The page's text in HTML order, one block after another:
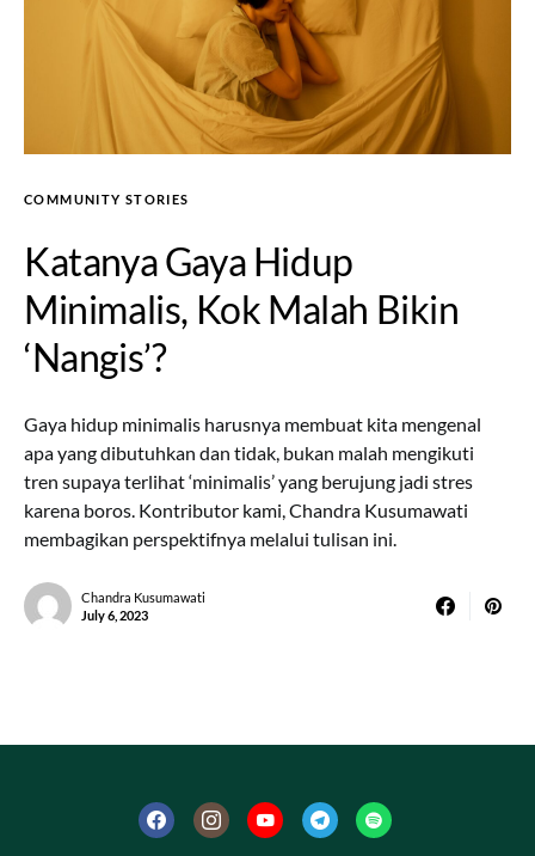
COMMUNITY STORIES
Katanya Gaya Hidup
Minimalis, Kok Malah Bikin
‘Nangis’?
Gaya hidup minimalis harusnya membuat kita mengenal
apa yang dibutuhkan dan tidak, bukan malah mengikuti
tren supaya terlihat ‘minimalis’ yang berujung jadi stres
karena boros. Kontributor kami, Chandra Kusumawati
membagikan perspektifnya melalui tulisan ini.
Chandra Kusumawati
July 6, 2023